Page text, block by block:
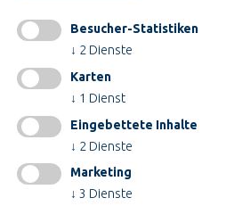
INFORMATIONEN
Impressum
AGB
Datenschutz
Cookieeinstellungen ändern
Besucher-Statistiken
↓ 2 Dienste
Karten
↓ 1 Dienst
Eingebettete Inhalte
↓ 2 Dienste
Marketing
↓ 3 Dienste